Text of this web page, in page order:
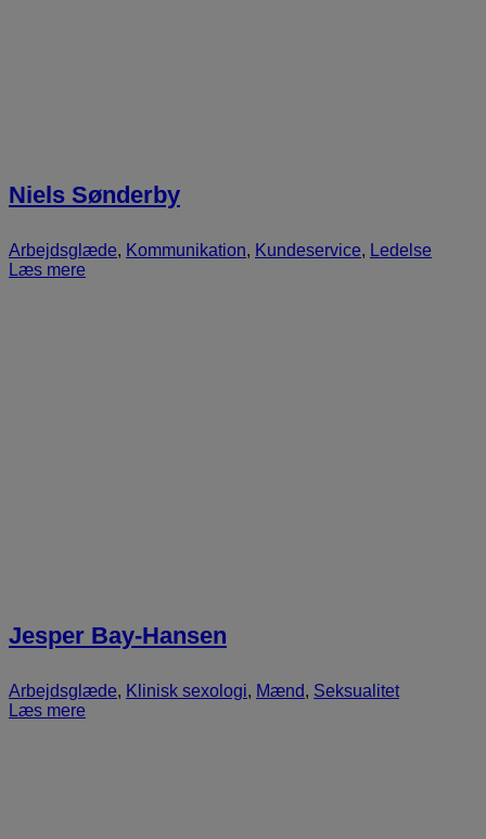
Niels Sønderby
Arbejdsglæde, Kommunikation, Kundeservice, Ledelse
Læs mere
Jesper Bay-Hansen
Arbejdsglæde, Klinisk sexologi, Mænd, Seksualitet
Læs mere